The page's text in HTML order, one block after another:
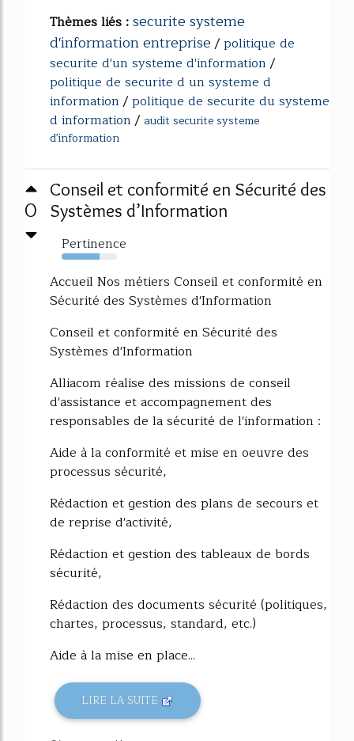
Thèmes liés :securite systeme
d'information entreprise/politique de
securite d'un systeme d'information/
politique de securite d un systeme d
information/politique de securite du systeme
d information/ audit securite systeme
d'information
0
Conseil et conformité en Sécurité des
Systèmes d’Information
Pertinence
69%
Accueil Nos métiers Conseil et conformité en
Sécurité des Systèmes d'Information
Conseil et conformité en Sécurité des
Systèmes d'Information
Alliacom réalise des missions de conseil
d'assistance et accompagnement des
responsables de la sécurité de l'information :
Aide à la conformité et mise en oeuvre des
processus sécurité,
Rédaction et gestion des plans de secours et
de reprise d'activité,
Rédaction et gestion des tableaux de bords
sécurité,
Rédaction des documents sécurité (politiques,
chartes, processus, standard, etc.)
Aide à la mise en place...
LIRE LA SUITE